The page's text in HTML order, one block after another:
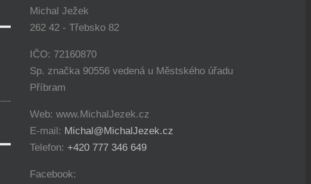
Michal Ježek
262 42 - Třebsko 82
IČO: 72160870
Sp. značka 90556 vedená u Městského úřadu
Příbram
Web: www.MichalJezek.cz
E-mail: Michal@MichalJezek.cz
Telefon: +420 777 346 649
Facebook: